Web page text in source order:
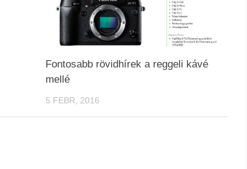
Fontosabb rövidhírek a reggeli kávé
mellé
5 FEBR, 2016